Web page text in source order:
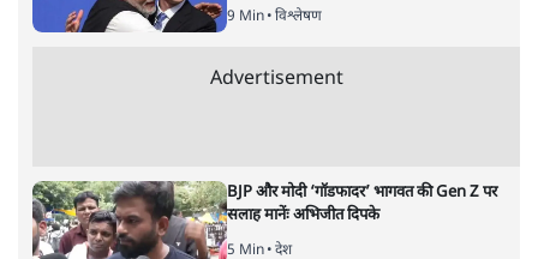
महाराष्ट्र | सोमदत्त शर्मा| 9 JUL, 2021
एनसीपी नेता एकनाथ खडसे से पुणे के भोसरी में ज़मीन घोटाले के